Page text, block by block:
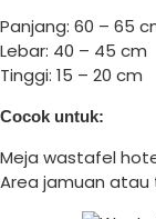
Panjang: 60 – 65
Lebar: 40 – 45 cm
Tinggi: 15 – 20 cm
Cocok untuk:
Meja wastafel
Area jamuan atau